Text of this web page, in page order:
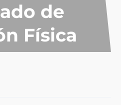
de
Física